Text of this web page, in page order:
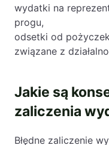
wydatki na
progu,
odsetki od
związane z
Jakie są
zaliczenia
Błędne zaliczenie